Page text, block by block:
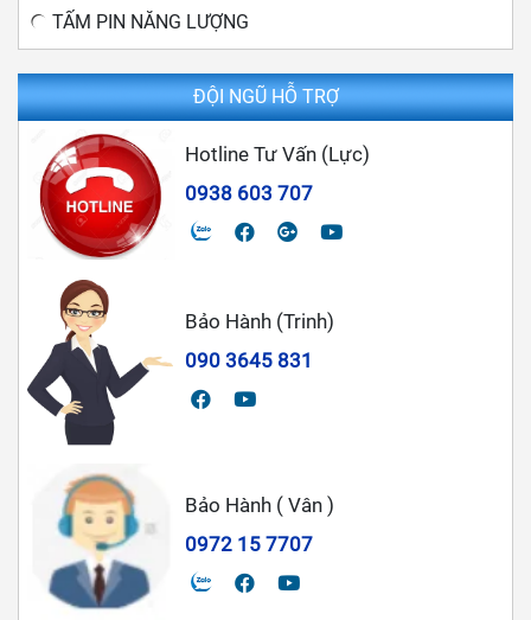
TẤM PIN NĂNG LƯỢNG
ĐỘI NGŨ HỖ TRỢ
Hotline Tư Vấn (Lực)
0938 603 707
Bảo Hành (Trinh)
090 3645 831
Bảo Hành ( Vân )
0972 15 7707